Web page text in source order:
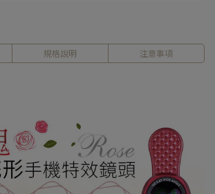
規格說明 注意事項